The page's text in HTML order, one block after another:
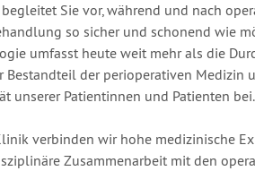
begleitet Sie vor, während und nach
so sicher und schonend wie
umfasst heute weit mehr als die
Bestandteil der perioperativen Medizin
unserer Patientinnen und Patienten bei.
verbinden wir hohe medizinische
Zusammenarbeit mit den